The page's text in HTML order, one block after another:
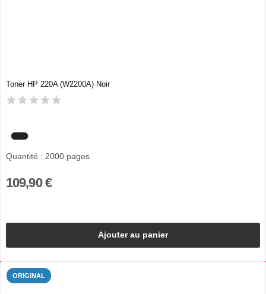
Toner HP 220A (W2200A) Noir
Quantité : 2000 pages
109,90 €
Ajouter au panier
ORIGINAL